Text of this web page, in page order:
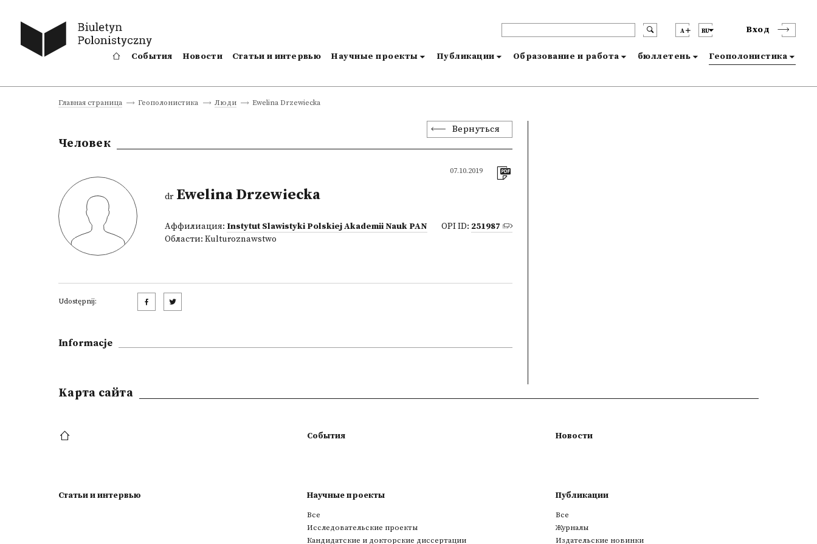
A RU Вход
События Новости Статьи и интервью Научные проекты Публикации Образование и работа бюллетень Геополонистика
Главная страница Геополонистика Люди Ewelina Drzewiecka
Вернуться
Человек
07.10.2019
drEwelina Drzewiecka
Аффилиация: Instytut Slawistyki Polskiej Akademii Nauk PAN
Области: Kulturoznawstwo
OPI ID: 251987
Udostępnij:
Informacje
Kарта сайта
События Новости
Статьи и интервью Научные проекты
Все
Исследовательские проекты
Кандидатские и докторские диссертации
Публикации
Все
Журналы
Издательские новинки